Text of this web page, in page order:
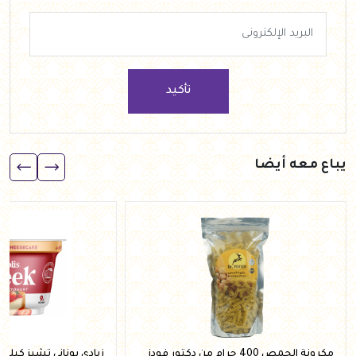
تأكيد
يباع معه أيضا